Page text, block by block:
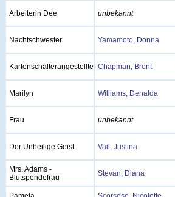
Arbeiterin Dee unbekannt
Nachtschwester Yamamoto, Donna
Kartenschalterangestellte Chapman, Brent
Marilyn Williams, Denalda
Frau unbekannt
Der Unheilige Geist Vail, Justina
Mrs. Adams -
Blutspendefrau
Stevan, Diana